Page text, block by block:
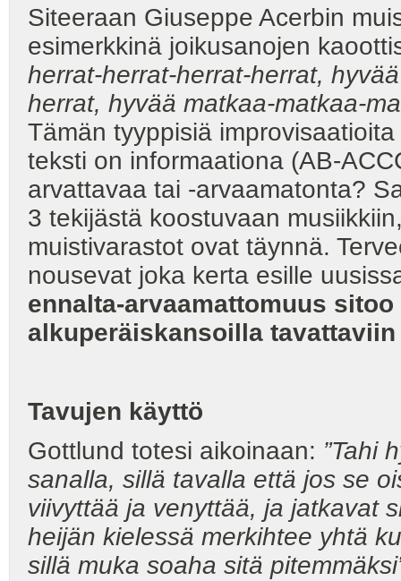
Siteeraan Giuseppe Acerbin
esimerkkinä joikusanojen
herrat-herrat-herrat-herrat,
herrat, hyvää matkaa-matkaa-
Tämän tyyppisiä
teksti on informaationa (AB-
arvattavaa tai -arvaamatonta?
3 tekijästä koostuvaan
muistivarastot ovat täynnä.
nousevat joka kerta esille
ennalta-arvaamattomuus
alkuperäiskansoilla
Tavujen käyttö
Gottlund totesi aikoinaan: ”Tahi
sanalla, sillä tavalla että jos se
viivyttää ja venyttää, ja jatkavat
heijän kielessä merkihtee yhtä
sillä muka soaha sitä